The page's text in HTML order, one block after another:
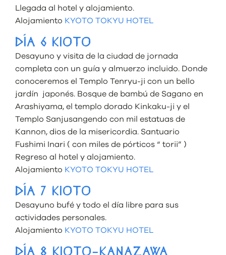
Llegada al hotel y alojamiento.
Alojamiento KYOTO TOKYU HOTEL
DÍA 6 KIOTO
Desayuno y visita de la ciudad de jornada
completa con un guía y almuerzo incluido. Donde
conoceremos el Templo Tenryu-ji con un bello
jardín japonés. Bosque de bambú de Sagano en
Arashiyama, el templo dorado Kinkaku-ji y el
Templo Sanjusangendo con mil estatuas de
Kannon, dios de la misericordia. Santuario
Fushimi Inari ( con miles de pórticos “ torii” )
Regreso al hotel y alojamiento.
Alojamiento KYOTO TOKYU HOTEL
DÍA 7 KIOTO
Desayuno bufé y todo el día libre para sus
actividades personales.
Alojamiento KYOTO TOKYU HOTEL